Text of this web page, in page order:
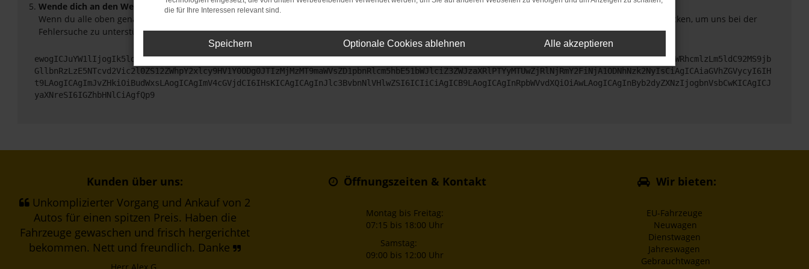
Wende dich an den Webseitenbetreiber.
Wenn du alle oben genannten Schritte versucht hast, kontaktiere uns bitte. Wir werden versuchen, das Problem zu beheben. Du kannst uns diesen Text schicken, um uns bei der
Fehlersuche zu unterstützen:
ewogICJuYW1lIjogIk5ldHdvcmtFcnJvciIsCiAgImNvbmZpZyI6IHsKICAgICJtZXRob2QiOiAiR0VUIiwKICAgICJ1cmwiOiAiaHR0cHM6Ly9hcGkueC5ha3MtcHJvZC5hdWRhcmlzLm5ldC92MS9jb
GllbnRzLzE5NTcvd2Vic2l0ZS12ZWhpY2xlcy9HV1Y0ODg0JTIzMjMzMT9maWVsZD1pbnRlcm5hbE51bWJlciZ3ZWJzaXRlPTYyMTUwZjRlNjRmY2FiNjA1ODNhNzk2NyIsCiAgICAiaGVhZGVycyI6IH
t9LAogICAgImJvZHkiOiBudWxsLAogICAgImV4cGVjdCI6IHsKICAgICAgInJlc3BvbnNlVHlwZSI6ICIiCiAgICB9LAogICAgInRpbWVvdXQiOiAwLAogICAgInByb2dyZXNzIjogbnVsbCwKICAgICJ
yaXNreSI6IGZhbHNlCiAgfQp9
Kunden über uns:
Unkomplizierter Vorgang und Ankauf von 2
Autos für einen spitzen Preis. Haben die
Fahrzeuge gewaschen und frisch hergerichtet
bekommen. Nett und freundlich. Danke
Öffnungszeiten & Kontakt
Montag bis Freitag:
07:15 bis 18:00 Uhr
Samstag:
09:00 bis 12:00 Uhr
Wir bieten:
EU-Fahrzeuge
Neuwagen
Dienstwagen
Jahreswagen
Gebrauchtwagen
die für Ihre Interessen relevant sind.
Speichern Optionale Cookies ablehnen Alle akzeptieren